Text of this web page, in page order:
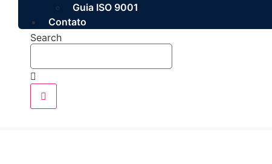
Guia ISO 9001
Contato
Search